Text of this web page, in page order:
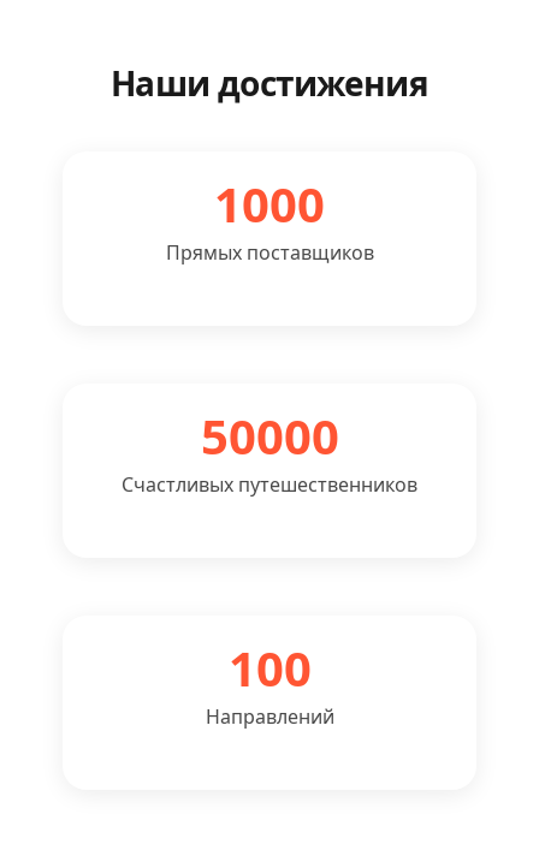
Наши достижения
1000
Прямых поставщиков
50000
Счастливых путешественников
100
Направлений